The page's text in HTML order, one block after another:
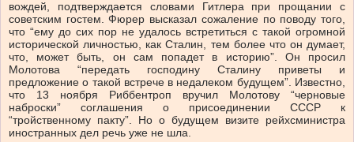
вождей, подтверждается словами Гитлера при прощании с
советским гостем. Фюрер высказал сожаление по поводу того,
что “ему до сих пор не удалось встретиться с такой огромной
исторической личностью, как Сталин, тем более что он думает,
что, может быть, он сам попадет в историю”. Он просил
Молотова “передать господину Сталину приветы и
предложение о такой встрече в недалеком будущем”. Известно,
что 13 ноября Риббентроп вручил Молотову “черновые
наброски” соглашения о присоединении СССР к
“тройственному пакту”. Но о будущем визите рейхсминистра
иностранных дел речь уже не шла.